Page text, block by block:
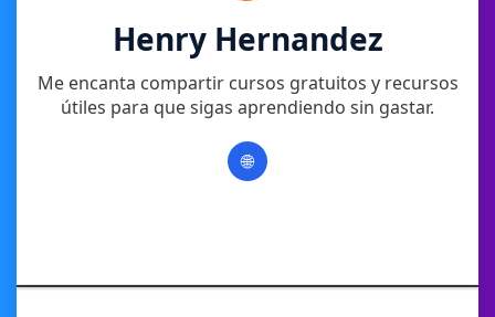
Henry Hernandez
Me encanta compartir cursos gratuitos y recursos
útiles para que sigas aprendiendo sin gastar.
🌐